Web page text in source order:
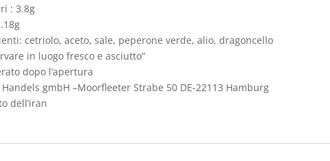
: 3.8g
cetriolo, aceto, sale, peperone verde, alio, dragoncello
in luogo fresco e asciutto”
dopo l’apertura
Handels gmbH –Moorfleeter Strabe 50 DE-22113 Hamburg
dell’iran